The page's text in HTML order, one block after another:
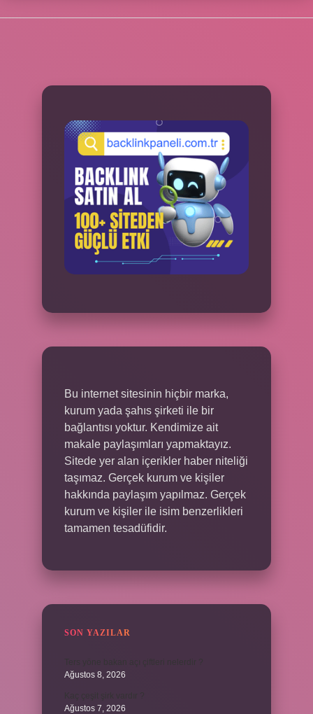
Bu internet sitesinin hiçbir marka,
kurum yada şahıs şirketi ile bir
bağlantısı yoktur. Kendimize ait
makale paylaşımları yapmaktayız.
Sitede yer alan içerikler haber niteliği
taşımaz. Gerçek kurum ve kişiler
hakkında paylaşım yapılmaz. Gerçek
kurum ve kişiler ile isim benzerlikleri
tamamen tesadüfidir.
SON YAZILAR
Ağustos 8, 2026
Ağustos 7, 2026